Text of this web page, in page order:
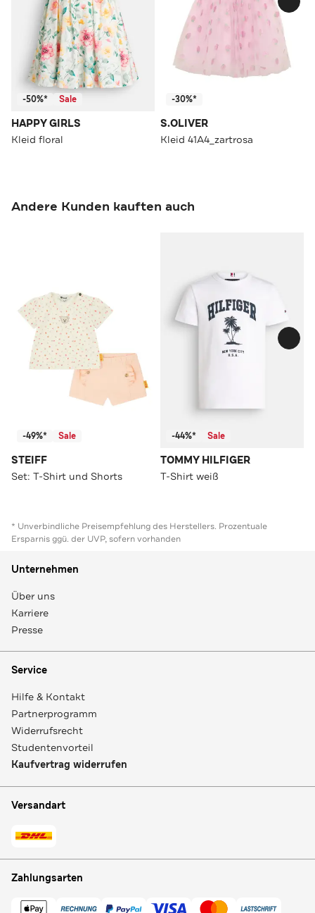
-50%* Sale
HAPPY GIRLS
Kleid floral
-30%*
S.OLIVER
Kleid 41A4_zartrosa
Andere Kunden kauften auch
-49%* Sale
STEIFF
Set: T-Shirt und Shorts
-44%* Sale
TOMMY HILFIGER
T-Shirt weiß
* Unverbindliche Preisempfehlung des Herstellers. Prozentuale
Ersparnis ggü. der UVP, sofern vorhanden
Unternehmen
Über uns
Karriere
Presse
Service
Hilfe & Kontakt
Partnerprogramm
Widerrufsrecht
Studentenvorteil
Kaufvertrag widerrufen
Versandart
Zahlungsarten